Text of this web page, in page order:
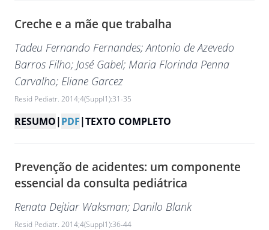
Creche e a mãe que trabalha
Tadeu Fernando Fernandes; Antonio de Azevedo
Barros Filho; José Gabel; Maria Florinda Penna
Carvalho; Eliane Garcez
Resid Pediatr. 2014;4(Suppl1):31-35
RESUMO|PDF|TEXTO COMPLETO
Prevenção de acidentes: um componente
essencial da consulta pediátrica
Renata Dejtiar Waksman; Danilo Blank
Resid Pediatr. 2014;4(Suppl1):36-44